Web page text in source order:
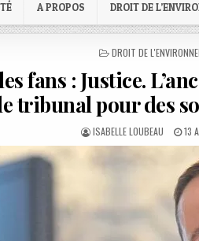
A PROPOS DROIT DE
POSTED
DROIT DE
fans : Justice.
tribunal pour des
AUTHOR:
ISABELLE LOUBEAU 13